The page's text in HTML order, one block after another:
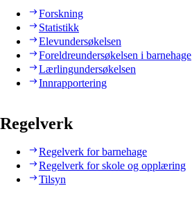
Forskning
Statistikk
Elevundersøkelsen
Foreldreundersøkelsen i barnehage
Lærlingundersøkelsen
Innrapportering
Regelverk
Regelverk for barnehage
Regelverk for skole og opplæring
Tilsyn